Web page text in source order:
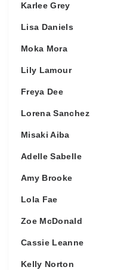
Karlee Grey
Lisa Daniels
Moka Mora
Lily Lamour
Freya Dee
Lorena Sanchez
Misaki Aiba
Adelle Sabelle
Amy Brooke
Lola Fae
Zoe McDonald
Cassie Leanne
Kelly Norton